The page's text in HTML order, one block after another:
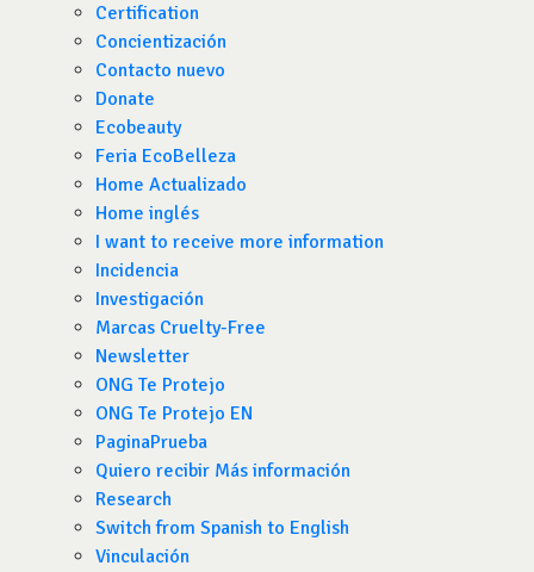
Certification
Concientización
Contacto nuevo
Donate
Ecobeauty
Feria EcoBelleza
Home Actualizado
Home inglés
I want to receive more information
Incidencia
Investigación
Marcas Cruelty-Free
Newsletter
ONG Te Protejo
ONG Te Protejo EN
PaginaPrueba
Quiero recibir Más información
Research
Switch from Spanish to English
Vinculación